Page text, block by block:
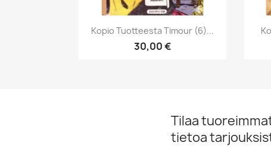
Pikakatselu
Kopio Tuotteesta Timour (6)...
30,00 €
Tilaa
tietoa